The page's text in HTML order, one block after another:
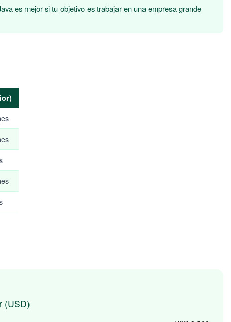
es mejor si tu objetivo es trabajar en una empresa grande
(USD)